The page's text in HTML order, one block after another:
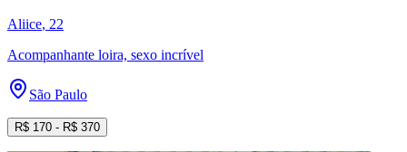
Aliice, 22
Acompanhante loira, sexo incrível
São Paulo
R$ 170 - R$ 370